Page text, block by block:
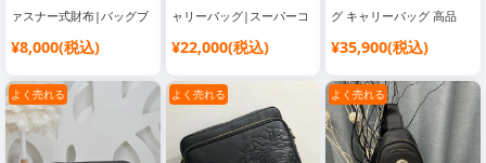
ァスナー式財布|バッグブ
ランド レディース
¥8,000(税込)
ャリーバッグ|スーパーコ
ピー 優良サイト
¥22,000(税込)
グ キャリーバッグ 高品
質|韓国流行り ブランドバ
¥35,900(税込)
よく売れる よく売れる よく売れる